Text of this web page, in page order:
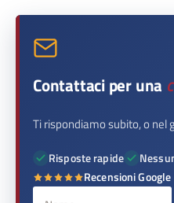
Contattaci per una
Ti rispondiamo subito, o nel
Risposte rapide
Recensioni Google